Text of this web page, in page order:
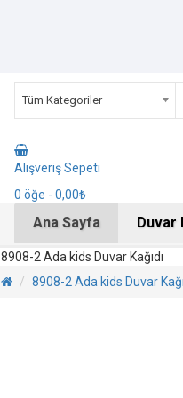
Tüm Kategoriler
Alışveriş Sepeti
0 öğe - 0,00₺
Ana Sayfa Duvar
8908-2 Ada kids Duvar Kağıdı
8908-2 Ada kids Duvar